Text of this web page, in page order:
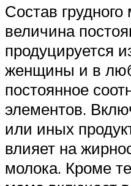
Состав
величина
продуцируется
женщины и в
постоянное
элементов.
или иных
влияет на
молока. Кроме